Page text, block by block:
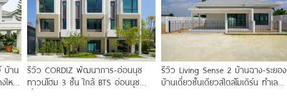
บ้าน
ใหญ่
รีวิว CORDIZ พัฒนาการ-อ่อนนุช
ทาวน์โฮม 3 ชั้น ใกล้ BTS อ่อนนุช
รีวิว Living Sense 2 บ้านฉาง-ระยอง
บ้านเดี่ยวชั้นเดียวสไตล์โมเดิร์น ทำเล